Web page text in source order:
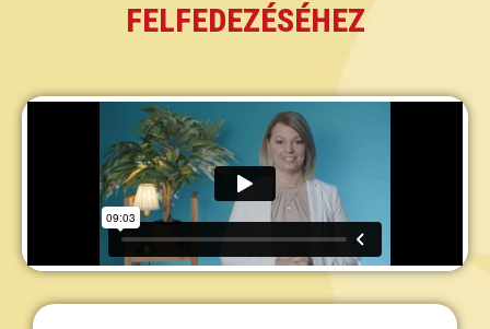
FELFEDEZÉSÉHEZ